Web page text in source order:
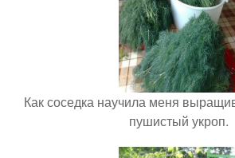
Как соседка научила меня
пушистый укроп.